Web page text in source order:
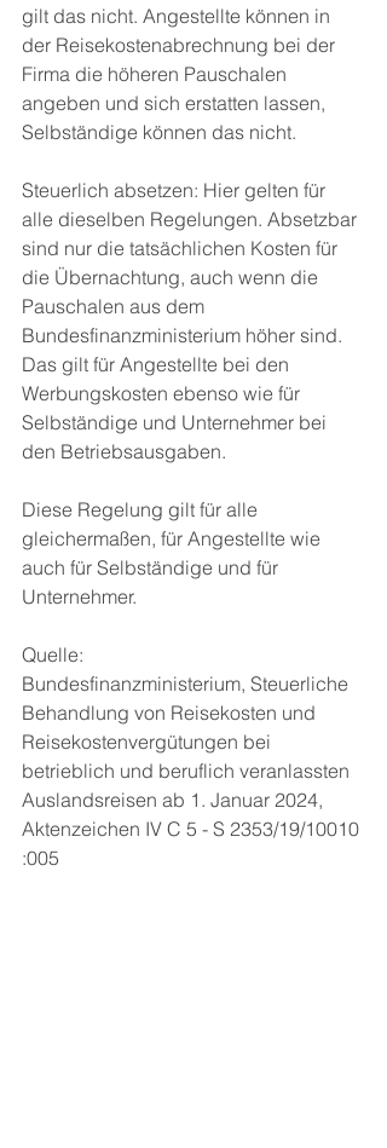
gilt das nicht. Angestellte können in
der Reisekostenabrechnung bei der
Firma die höheren Pauschalen
angeben und sich erstatten lassen,
Selbständige können das nicht.
Steuerlich absetzen: Hier gelten für
alle dieselben Regelungen. Absetzbar
sind nur die tatsächlichen Kosten für
die Übernachtung, auch wenn die
Pauschalen aus dem
Bundesfinanzministerium höher sind.
Das gilt für Angestellte bei den
Werbungskosten ebenso wie für
Selbständige und Unternehmer bei
den Betriebsausgaben.
Diese Regelung gilt für alle
gleichermaßen, für Angestellte wie
auch für Selbständige und für
Unternehmer.
Quelle:
Bundesfinanzministerium, Steuerliche
Behandlung von Reisekosten und
Reisekostenvergütungen bei
betrieblich und beruflich veranlassten
Auslandsreisen ab 1. Januar 2024,
Aktenzeichen IV C 5 - S 2353/19/10010
:005